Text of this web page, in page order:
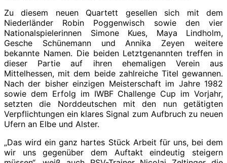
Zu diesem neuen Quartett gesellen sich mit dem
Niederländer Robin Poggenwisch sowie den vier
Nationalspielerinnen Simone Kues, Maya Lindholm,
Gesche Schünemann und Annika Zeyen weitere
bekannte Namen. Die beiden Letztgenannten treffen in
dieser Partie auf ihren ehemaligen Verein aus
Mittelhessen, mit dem beide zahlreiche Titel gewannen.
Nach der bisher einzigen Meisterschaft im Jahre 1982
sowie dem Erfolg im IWBF Challenge Cup im Vorjahr,
setzten die Norddeutschen mit den nun getätigten
Verpflichtungen ein klares Signal zum Aufbruch zu neuen
Ufern an Elbe und Alster.
„Das wird ein ganz hartes Stück Arbeit für uns, bei dem
wir uns gegenüber dem Auftakt eindeutig steigern